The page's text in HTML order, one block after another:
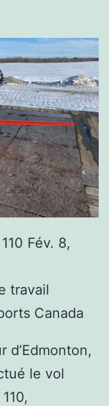
Fév. 8,
travail
Canada
d’Edmonton,
le vol